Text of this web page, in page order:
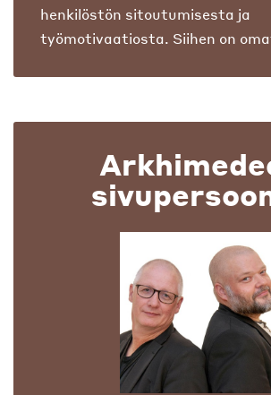
henkilöstön sitoutumisesta ja
työmotivaatiosta. Siihen on